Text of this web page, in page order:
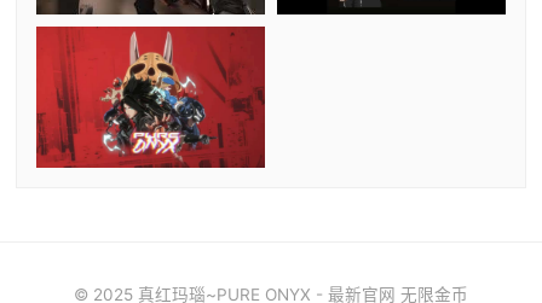
© 2025 真红玛瑙~PURE ONYX - 最新官网 无限金币